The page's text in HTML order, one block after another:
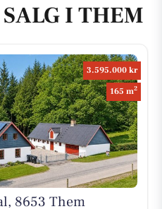
I THEM
3.595.000 kr
165 m2
8653 Them